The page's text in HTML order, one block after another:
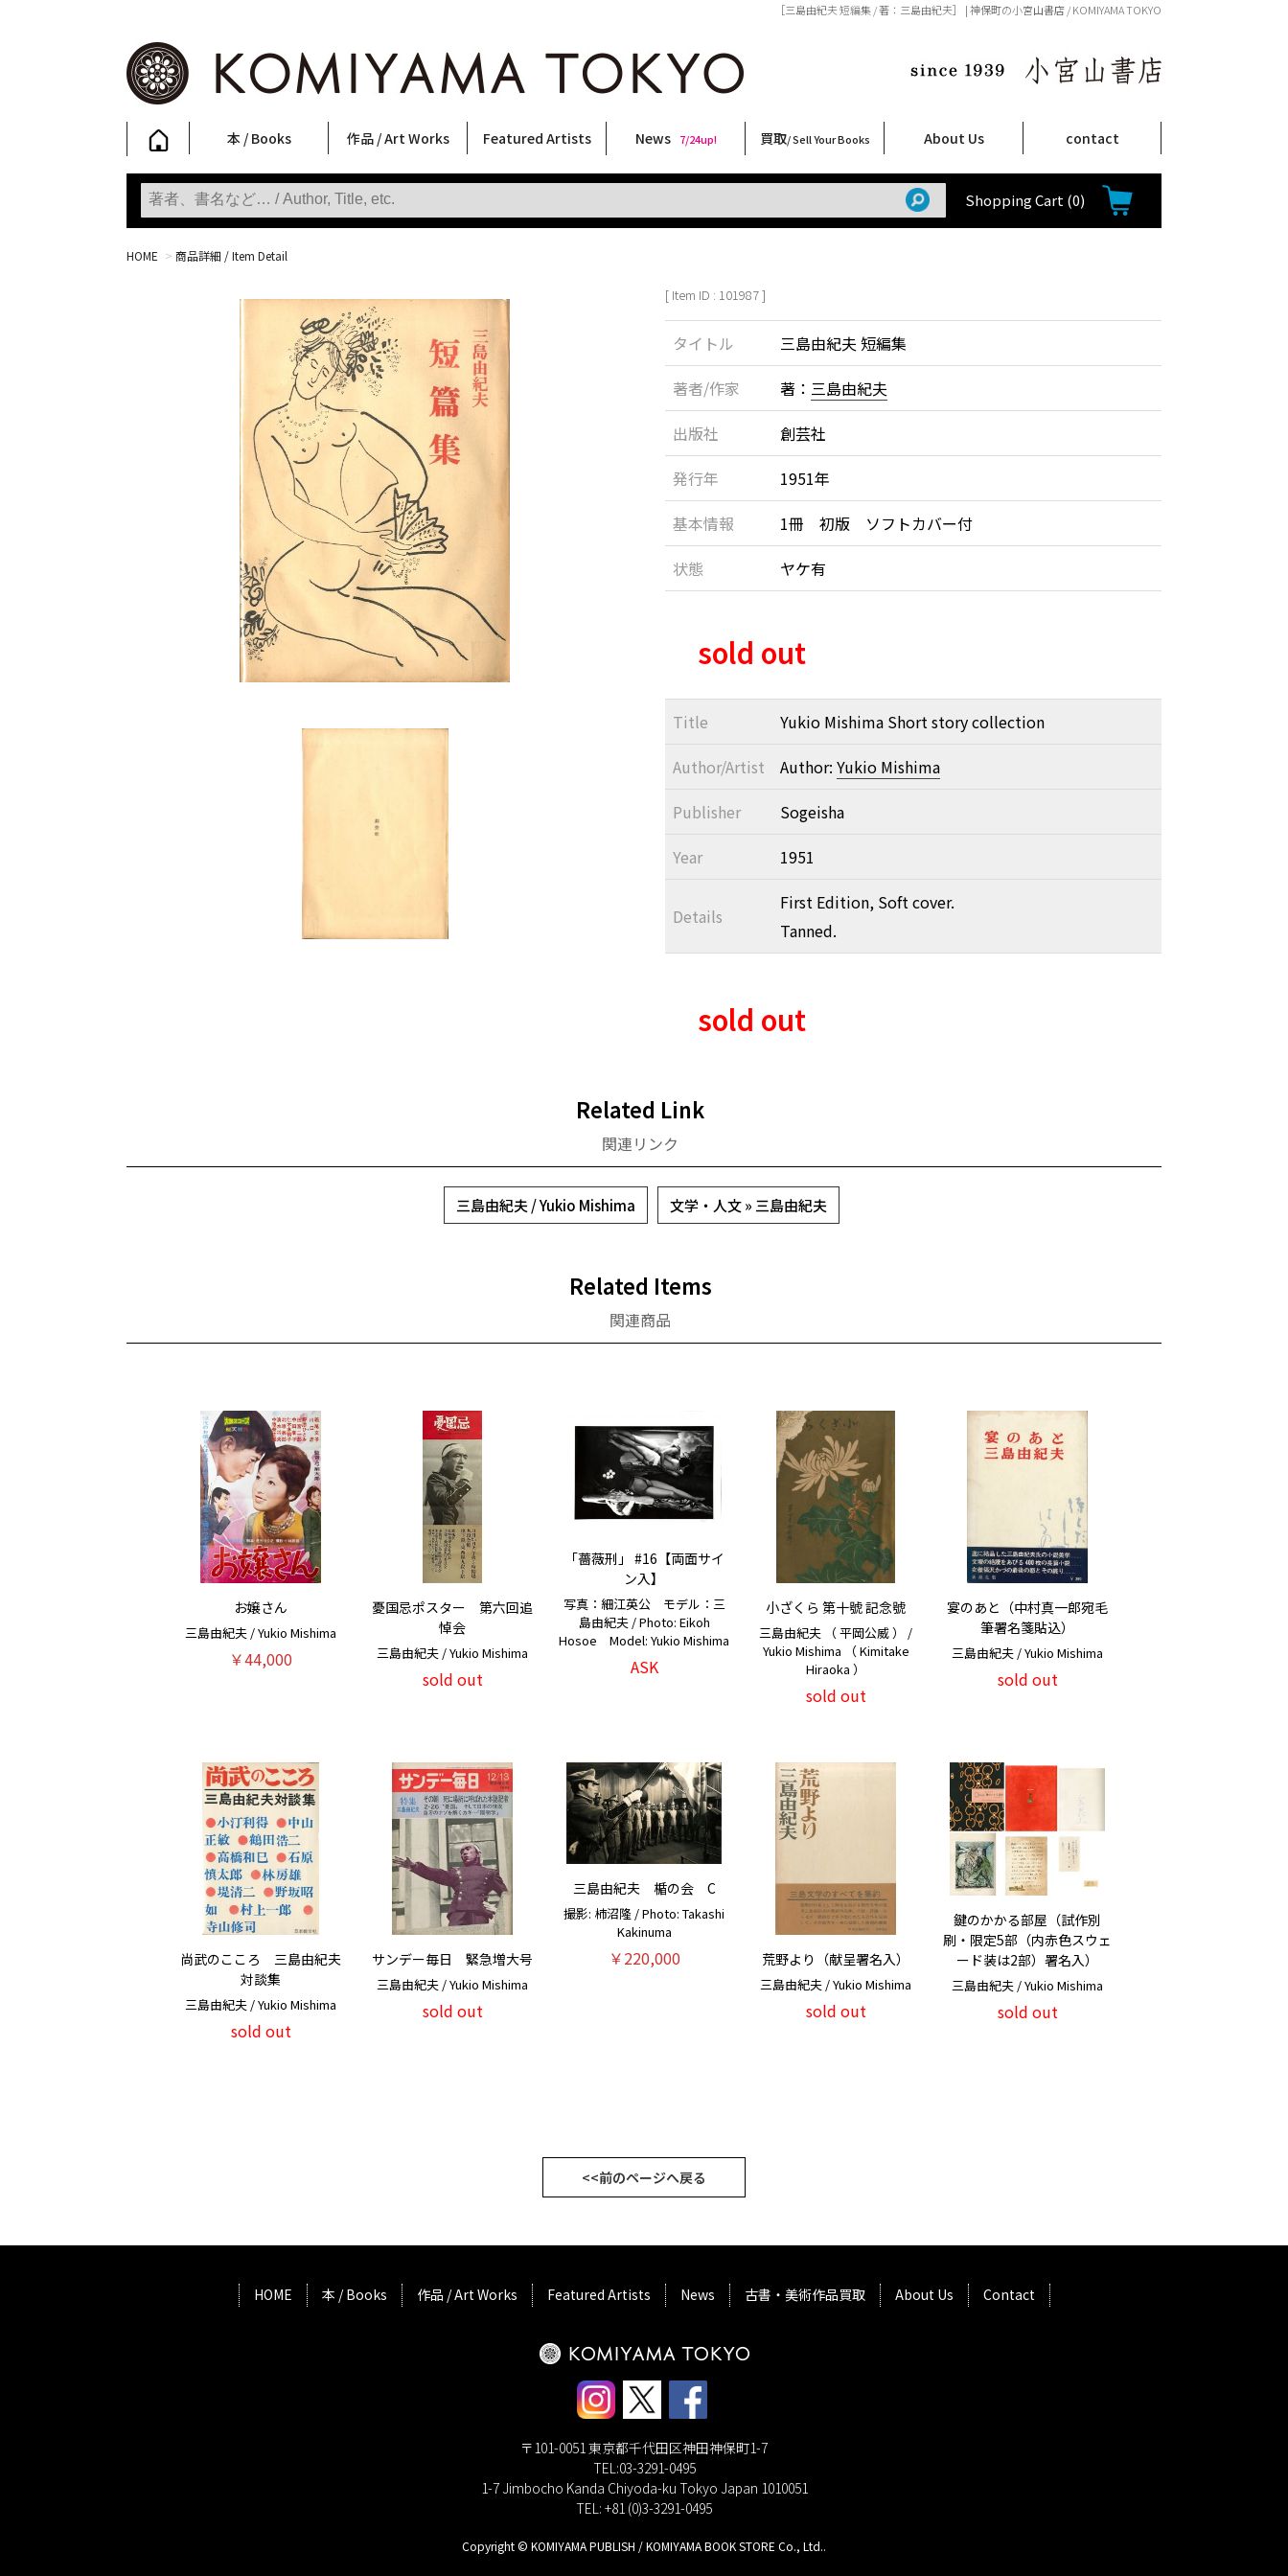
［三島由紀夫 短編集 / 著：三島由紀夫］ | 神保町の小宮山書店 / KOMIYAMA TOKYO
本 / Books
写真集
Photobooks
ファッション
Fashion
アート / 美術
Art
文学・人文
Literature & Humanities
日本文化
Japanese Culture
新刊
New Books
SALE
SALE
作品 / Art Works
フォトグラフィー
Photography
ポスター
Posters
ストリートアート
Street Art
立体・その他
Sculptures / etc
アートワークス
Art Works
Primary Artworks
KOMIYAMA TOKYO ART LABEL
版画
Prints
Featured Artists
稲嶺啓一(東風終)
村田言恵
丸岡和吾
Rico Casella
キム・ロートン
菅谷晋一
柴田亜美
内藤啓介
CHRIS
三島剛
大西洋介
佐伯俊男
林月光
北島敬三
三島由紀夫
秋赤音
大類信
二本木里美
横尾忠則
COOKIE
天野タケル
春川ナミオ
内藤ルネ
森山大道
須藤昌人
News 7/24up!
新着・おすすめ商品 9/7up!
フェア・イベント情報 7/24up!
お店からのお知らせ 6/1up!
買取/ Sell Your Books
買取ブログ
買取専用フォーム
古書 / 古本の買取
美術品の買取
出張買取について
宅配買取について
店頭買取について
よくある質問
About Us
店舗案内
Shop Infomation
ご注文について
How to Order
特定商取引法に関する表示
プライバシーポリシー
contact
Shopping Cart (0)
HOME > 商品詳細 / Item Detail
[ Item ID : 101987 ]
タイトル
三島由紀夫 短編集
著者/作家
著： 三島由紀夫
出版社
創芸社
発行年
1951年
基本情報
1冊 初版 ソフトカバー付
状態
ヤケ有
sold out
Title
Yukio Mishima Short story collection
Author/Artist
Author: Yukio Mishima
Publisher
Sogeisha
Year
1951
Details
First Edition, Soft cover.
Tanned.
sold out
Related Link
関連リンク
三島由紀夫 / Yukio Mishima 文学・人文 » 三島由紀夫
Related Items
関連商品
お嬢さん
三島由紀夫 / Yukio Mishima
￥44,000
憂国忌ポスター 第六回追
悼会
三島由紀夫 / Yukio Mishima
sold out
「薔薇刑」 #16【両面サイ
ン入】
写真：細江英公 モデル：三
島由紀夫 / Photo: Eikoh
Hosoe Model: Yukio Mishima
ASK
小ざくら 第十號 記念號
三島由紀夫 （ 平岡公威 ） /
Yukio Mishima （ Kimitake
Hiraoka ）
sold out
宴のあと（中村真一郎宛毛
筆署名箋貼込）
三島由紀夫 / Yukio Mishima
sold out
尚武のこころ 三島由紀夫
対談集
三島由紀夫 / Yukio Mishima
sold out
サンデー毎日 緊急増大号
三島由紀夫 / Yukio Mishima
sold out
三島由紀夫 楯の会 C
撮影: 柿沼隆 / Photo: Takashi
Kakinuma
￥220,000 荒野より（献呈署名入）
三島由紀夫 / Yukio Mishima
sold out
鍵のかかる部屋（試作別
刷・限定5部（内赤色スウェ
ード装は2部）署名入）
三島由紀夫 / Yukio Mishima
sold out
<<前のページへ戻る
HOME 本 / Books 作品 / Art Works Featured Artists News 古書・美術作品買取 About Us Contact
〒101-0051 東京都千代田区神田神保町1-7
TEL:03-3291-0495
1-7 Jimbocho Kanda Chiyoda-ku Tokyo Japan 1010051
TEL: +81 (0)3-3291-0495
Copyright © KOMIYAMA PUBLISH / KOMIYAMA BOOK STORE Co., Ltd..